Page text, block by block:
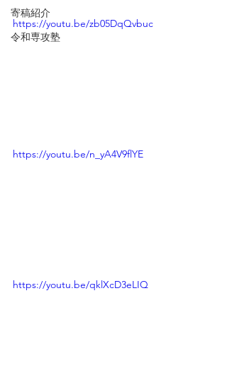
寄稿紹介
令和専攻塾
https://youtu.be/zb05DqQvbuc
https://youtu.be/n_yA4V9flYE
https://youtu.be/qklXcD3eLIQ